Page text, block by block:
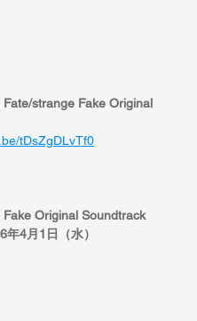
Fate/strange Fake Original
tDsZgDLvTf0
Fake Original Soundtrack
4月1日（水）